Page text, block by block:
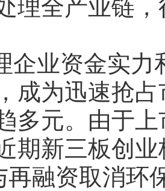
理全产业链
企业资金实
成为迅速抢
多元。由于
期新三板创
再融资取消环